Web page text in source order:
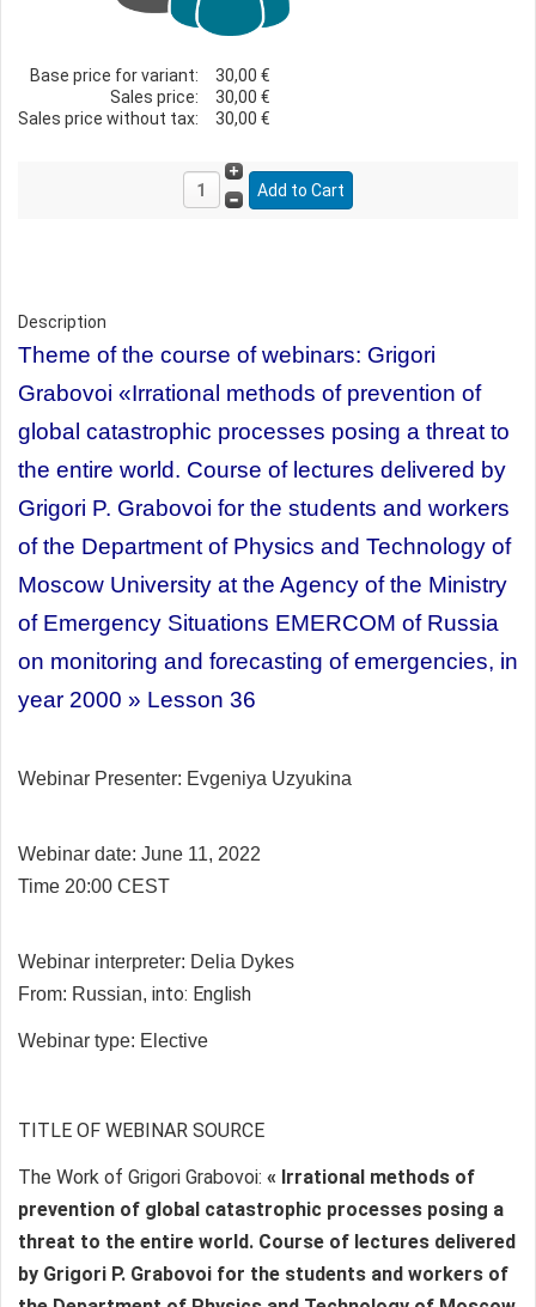
Base price for variant:
30,00 €
Sales price:
30,00 €
Sales price without tax:
30,00 €
Description
Theme of the course of webinars: Grigori
Grabovoi «Irrational methods of prevention of
global catastrophic processes posing a threat to
the entire world. Course of lectures delivered by
Grigori P. Grabovoi for the students and workers
of the Department of Physics and Technology of
Moscow University at the Agency of the Ministry
of Emergency Situations EMERCOM of Russia
on monitoring and forecasting of emergencies, in
year 2000 » Lesson 36
Webinar Presenter: Evgeniya Uzyukina
Webinar date: June 11, 2022
Time 20:00 CEST
Webinar interpreter: Delia Dykes
From: Russian, into: English
Webinar type: Elective
TITLE OF WEBINAR SOURCE
The Work of Grigori Grabovoi: « Irrational methods of
prevention of global catastrophic processes posing a
threat to the entire world. Course of lectures delivered
by Grigori P. Grabovoi for the students and workers of